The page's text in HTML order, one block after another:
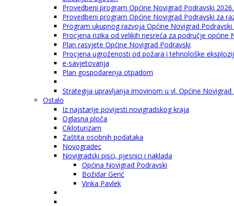
Provedbeni program Općine Novigrad Podravski
Provedbeni program Općine Novigrad Podravski za
Program ukupnog razvoja Općine Novigrad
Procjena rizika od velikih nesreća za područje općine
Plan rasvjete Općine Novigrad Podravski
Procjena ugroženosti od požara i tehnološke
e-savjetovanja
Plan gospodarenja otpadom
Strategija upravljanja imovinom u vl. Općine
Ostalo
Iz najstarije povijesti novigradskog kraja
Oglasna ploča
Cikloturizam
Zaštita osobnih podataka
Novogradec
Novigradski pisci, pjesnici i naklada
Općina Novigrad Podravski
Božidar Gerić
Vinka Pavlek